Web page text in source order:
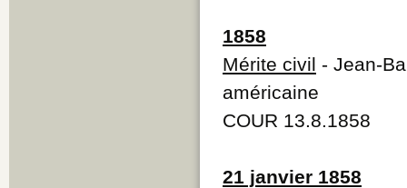
1858
Mérite civil - Jean-
américaine
COUR 13.8.1858
21 janvier 1858